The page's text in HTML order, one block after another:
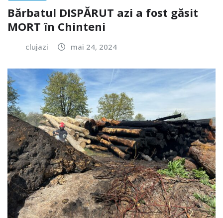
Bărbatul DISPĂRUT azi a fost găsit
MORT în Chinteni
clujazi mai 24, 2024